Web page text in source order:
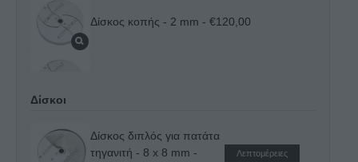
Δίσκος κοπής - 2 mm - €120,00
Δίσκος κοπής - 4 mm- €120,00
Δίσκοι
Δίσκος διπλός για πατάτα
τηγανιτή - 8 x 8 mm -
Λεπτομέρειες